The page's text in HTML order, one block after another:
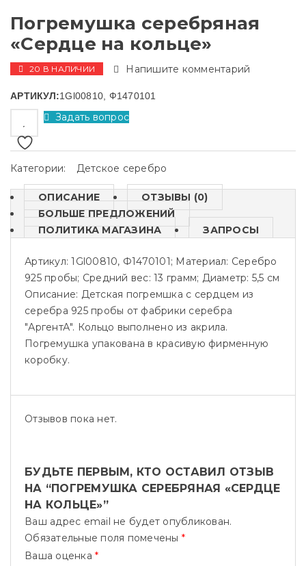
Погремушка серебряная
«Сердце на кольце»
20 В НАЛИЧИИ Напишите комментарий
АРТИКУЛ:1Gl00810, Ф1470101
Задать вопрос
Категории: Детское серебро
ОПИСАНИЕ
ОТЗЫВЫ (0)
БОЛЬШЕ ПРЕДЛОЖЕНИЙ
ПОЛИТИКА МАГАЗИНА
ЗАПРОСЫ
Артикул: 1Gl00810, Ф1470101; Материал: Серебро
925 пробы; Средний вес: 13 грамм; Диаметр: 5,5 см
Описание: Детская погремшка с сердцем из
серебра 925 пробы от фабрики серебра
"АргентА". Кольцо выполнено из акрила.
Погремушка упакована в красивую фирменную
коробку.
Отзывов пока нет.
БУДЬТЕ ПЕРВЫМ, КТО ОСТАВИЛ ОТЗЫВ
НА “ПОГРЕМУШКА СЕРЕБРЯНАЯ «СЕРДЦЕ
НА КОЛЬЦЕ»”
Ваш адрес email не будет опубликован.
Обязательные поля помечены *
Ваша оценка *